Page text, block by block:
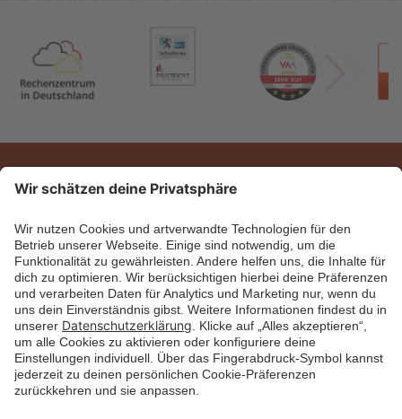
Janitos Versicherung AG
Postfach 10 41 69
69031 Heidelberg
+43 800 700 177
versicherung@janitos.de